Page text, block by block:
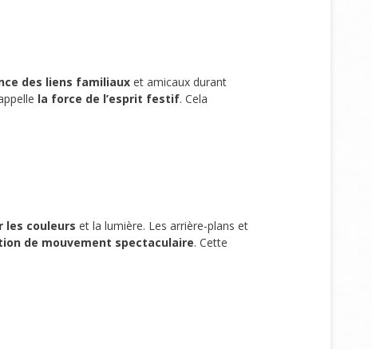
des liens familiauxet amicaux durant
la force de l’esprit festif. Cela
les couleurs et la lumière. Les arrière-plans et
de mouvement spectaculaire. Cette